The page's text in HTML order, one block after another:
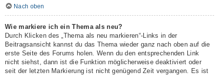
Nach oben
Wie markiere ich ein Thema als neu?
Durch Klicken des „Thema als neu markieren“-Links in der
Beitragsansicht kannst du das Thema wieder ganz nach oben auf die
erste Seite des Forums holen. Wenn du den entsprechenden Link
nicht siehst, dann ist die Funktion möglicherweise deaktiviert oder
seit der letzten Markierung ist nicht genügend Zeit vergangen. Es ist